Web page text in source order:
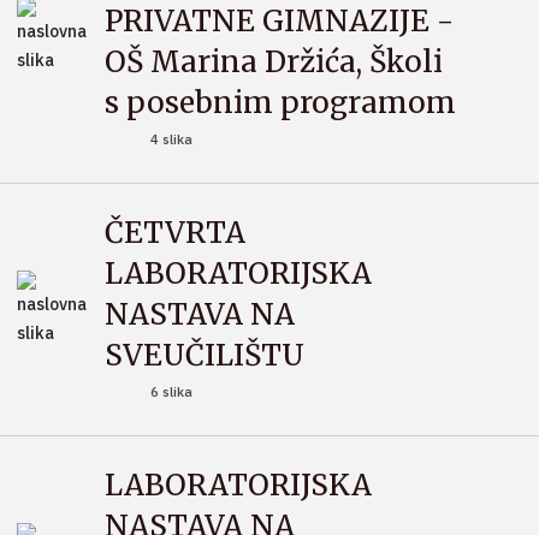
PRIVATNE GIMNAZIJE -
OŠ Marina Držića, Školi
s posebnim programom
4 slika
ČETVRTA
LABORATORIJSKA
NASTAVA NA
SVEUČILIŠTU
6 slika
LABORATORIJSKA
NASTAVA NA